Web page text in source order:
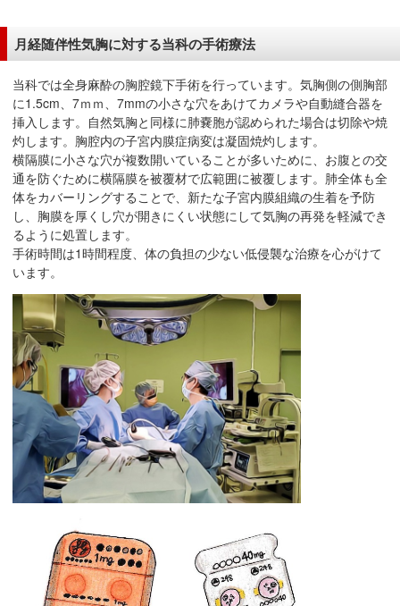
月経随伴性気胸に対する当科の手術療法
当科では全身麻酔の胸腔鏡下手術を行っています。気胸側の側胸部
に1.5cm、7ｍｍ、7mmの小さな穴をあけてカメラや自動縫合器を
挿入します。自然気胸と同様に肺嚢胞が認められた場合は切除や焼
灼します。胸腔内の子宮内膜症病変は凝固焼灼します。
横隔膜に小さな穴が複数開いていることが多いために、お腹との交
通を防ぐために横隔膜を被覆材で広範囲に被覆します。肺全体も全
体をカバーリングすることで、新たな子宮内膜組織の生着を予防
し、胸膜を厚くし穴が開きにくい状態にして気胸の再発を軽減でき
るように処置します。
手術時間は1時間程度、体の負担の少ない低侵襲な治療を心がけて
います。